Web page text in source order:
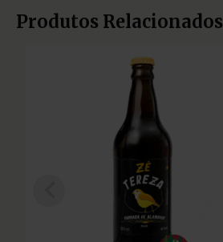
Produtos Relacionados